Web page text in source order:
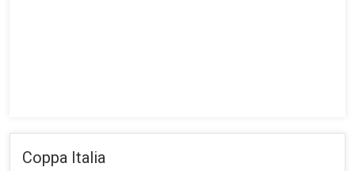
Coppa Italia